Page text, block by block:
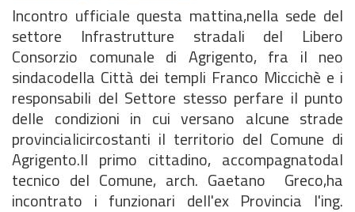
Incontro ufficiale questa mattina,nella sede del
settore Infrastrutture stradali del Libero
Consorzio comunale di Agrigento, fra il neo
sindacodella Città dei templi Franco Miccichè e i
responsabili del Settore stesso perfare il punto
delle condizioni in cui versano alcune strade
provincialicircostanti il territorio del Comune di
Agrigento.Il primo cittadino, accompagnatodal
tecnico del Comune, arch. Gaetano Greco,ha
incontrato i funzionari dell'ex Provincia l'ing.